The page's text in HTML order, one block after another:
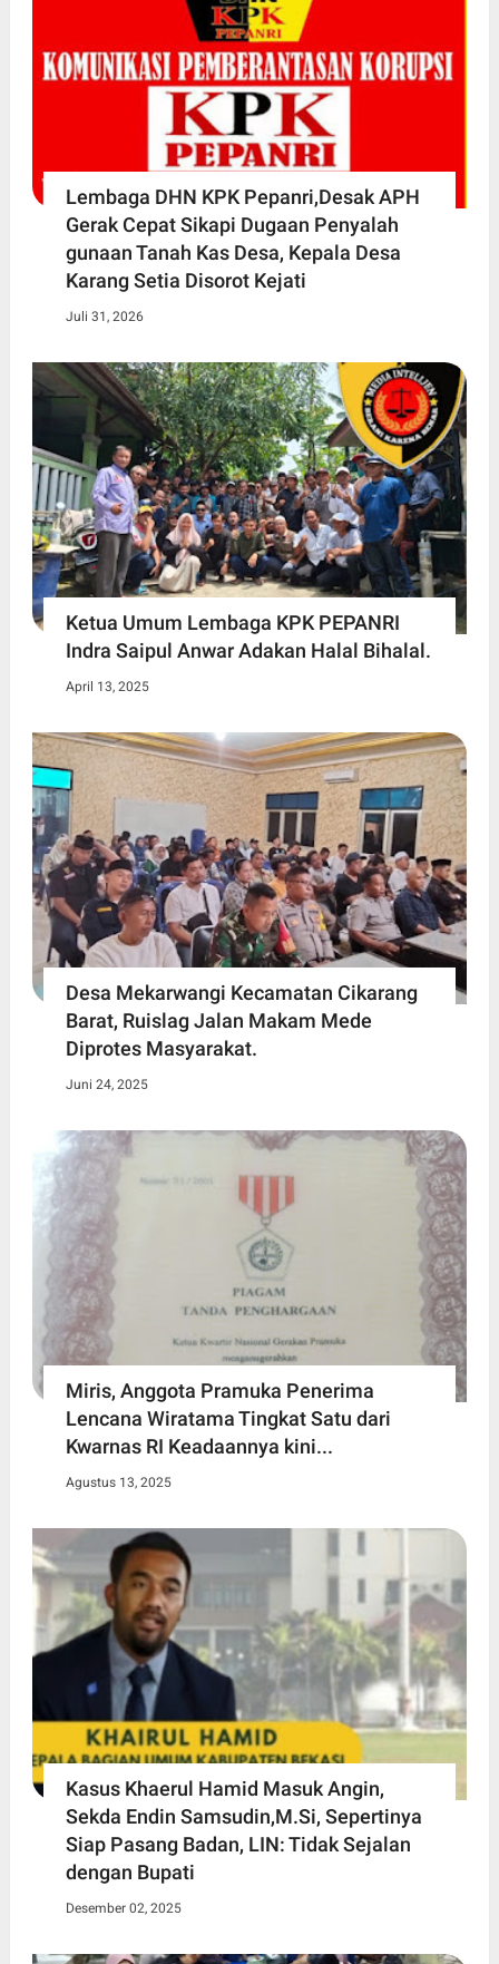
Lembaga DHN KPK Pepanri,Desak APH
Gerak Cepat Sikapi Dugaan Penyalah
gunaan Tanah Kas Desa, Kepala Desa
Karang Setia Disorot Kejati
Juli 31, 2026
Ketua Umum Lembaga KPK PEPANRI
Indra Saipul Anwar Adakan Halal Bihalal.
April 13, 2025
Desa Mekarwangi Kecamatan Cikarang
Barat, Ruislag Jalan Makam Mede
Diprotes Masyarakat.
Juni 24, 2025
Miris, Anggota Pramuka Penerima
Lencana Wiratama Tingkat Satu dari
Kwarnas RI Keadaannya kini...
Agustus 13, 2025
Kasus Khaerul Hamid Masuk Angin,
Sekda Endin Samsudin,M.Si, Sepertinya
Siap Pasang Badan, LIN: Tidak Sejalan
dengan Bupati
Desember 02, 2025